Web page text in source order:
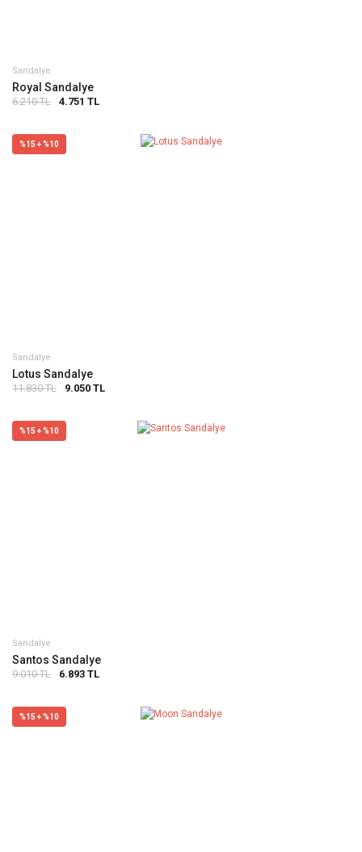
Sandalye
Royal Sandalye
6.210 TL 4.751 TL
%15 + %10
Sandalye
Lotus Sandalye
11.830 TL 9.050 TL
%15 + %10
Sandalye
Santos Sandalye
9.010 TL 6.893 TL
%15 + %10